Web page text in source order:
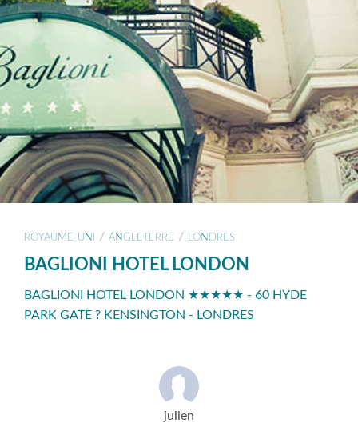
ROYAUME-UNI / ANGLETERRE / LONDRES
BAGLIONI HOTEL LONDON
BAGLIONI HOTEL LONDON ★★★★★ - 60 HYDE
PARK GATE ? KENSINGTON - LONDRES
julien